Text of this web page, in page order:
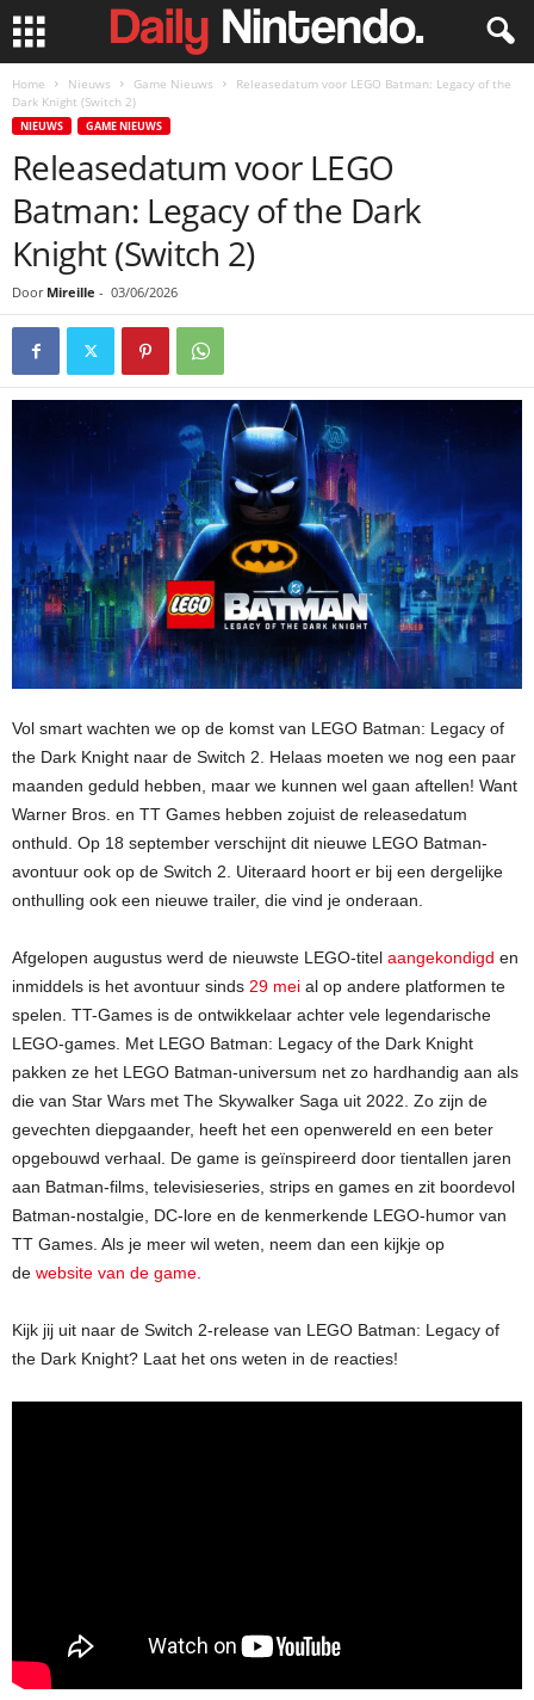
Home Nieuws Game Nieuws
Releasedatum voor LEGO Batman: Legacy of the
Dark Knight (Switch 2)
NIEUWS GAME NIEUWS
Releasedatum voor LEGO
Batman: Legacy of the Dark
Knight (Switch 2)
Door Mireille - 03/06/2026
Vol smart wachten we op de komst van LEGO Batman: Legacy of
the Dark Knight naar de Switch 2. Helaas moeten we nog een paar
maanden geduld hebben, maar we kunnen wel gaan aftellen! Want
Warner Bros. en TT Games hebben zojuist de releasedatum
onthuld. Op 18 september verschijnt dit nieuwe LEGO Batman-
avontuur ook op de Switch 2. Uiteraard hoort er bij een dergelijke
onthulling ook een nieuwe trailer, die vind je onderaan.
Afgelopen augustus werd de nieuwste LEGO-titel aangekondigd en
inmiddels is het avontuur sinds 29 mei al op andere platformen te
spelen. TT-Games is de ontwikkelaar achter vele legendarische
LEGO-games. Met LEGO Batman: Legacy of the Dark Knight
pakken ze het LEGO Batman-universum net zo hardhandig aan als
die van Star Wars met The Skywalker Saga uit 2022. Zo zijn de
gevechten diepgaander, heeft het een openwereld en een beter
opgebouwd verhaal. De game is geïnspireerd door tientallen jaren
aan Batman-films, televisieseries, strips en games en zit boordevol
Batman-nostalgie, DC-lore en de kenmerkende LEGO-humor van
TT Games. Als je meer wil weten, neem dan een kijkje op
de website van de game
Kijk jij uit naar de Switch 2-release van LEGO Batman: Legacy of
the Dark Knight? Laat het ons weten in de reacties!